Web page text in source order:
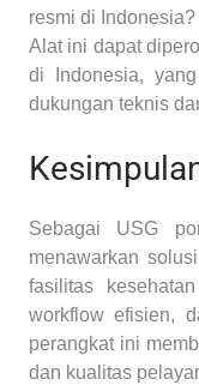
resmi di Indonesia?
Alat ini dapat
di Indonesia,
dukungan teknis
Sebagai USG
menawarkan
fasilitas
workflow efisien,
perangkat ini
dan kualitas